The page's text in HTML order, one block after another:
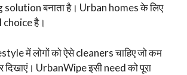
बनाता है। Urban homes के लिए
है।
में लोगों को ऐसे cleaners चाहिए जो कम
दिखाएं। UrbanWipe इसी need को पूरा